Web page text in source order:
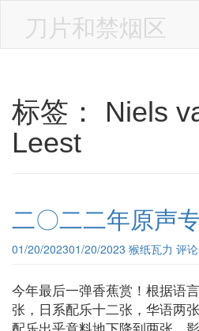
刀片和禁烟区
标签： Niels
Leest
二〇二二年原声
01/20/202301/20/2023 猴纸瓦力 评论
今年最后一弹香蕉赏！根据语
张，日系配乐十二张，华语两